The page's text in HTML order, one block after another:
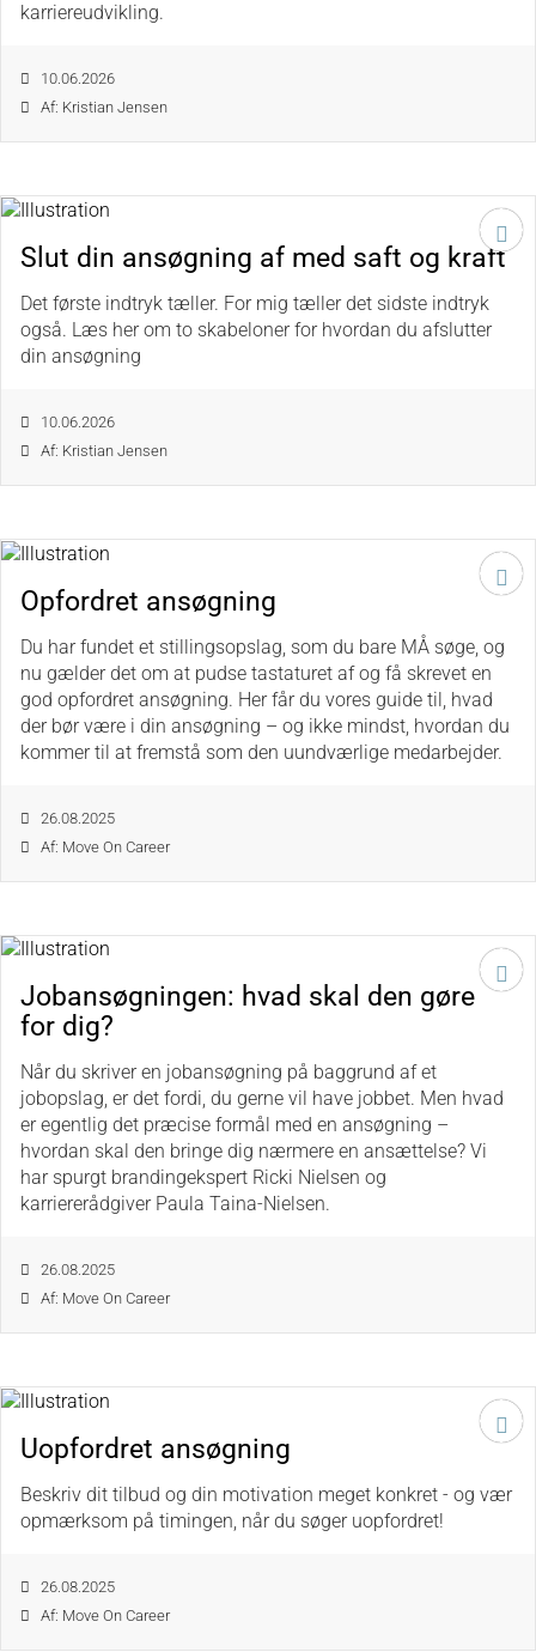
karriereudvikling.
10.06.2026
Af: Kristian Jensen
Slut din ansøgning af med saft og kraft
Det første indtryk tæller. For mig tæller det sidste indtryk
også. Læs her om to skabeloner for hvordan du afslutter
din ansøgning
10.06.2026
Af: Kristian Jensen
Opfordret ansøgning
Du har fundet et stillingsopslag, som du bare MÅ søge, og
nu gælder det om at pudse tastaturet af og få skrevet en
god opfordret ansøgning. Her får du vores guide til, hvad
der bør være i din ansøgning – og ikke mindst, hvordan du
kommer til at fremstå som den uundværlige medarbejder.
26.08.2025
Af: Move On Career
Jobansøgningen: hvad skal den gøre
for dig?
Når du skriver en jobansøgning på baggrund af et
jobopslag, er det fordi, du gerne vil have jobbet. Men hvad
er egentlig det præcise formål med en ansøgning –
hvordan skal den bringe dig nærmere en ansættelse? Vi
har spurgt brandingekspert Ricki Nielsen og
karriererådgiver Paula Taina-Nielsen.
26.08.2025
Af: Move On Career
Uopfordret ansøgning
Beskriv dit tilbud og din motivation meget konkret - og vær
opmærksom på timingen, når du søger uopfordret!
26.08.2025
Af: Move On Career